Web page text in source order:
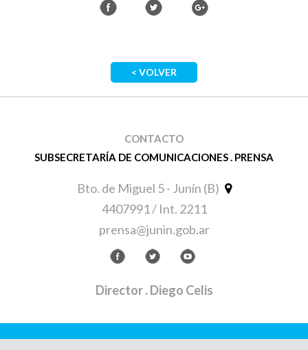
< VOLVER
CONTACTO
SUBSECRETARÍA DE COMUNICACIONES . PRENSA
Bto. de Miguel 5 - Junín (B)
4407991 / Int. 2211
prensa@junin.gob.ar
Director. Diego Celis